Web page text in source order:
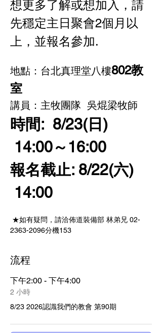
想更多了解或想加入，請
先穩定主日聚會2個月以
上，並報名參加.
地點：台北真理堂八樓802教
室
講員：主牧團隊  吳焜梁牧師
時間:  8/23(日)
14:00～16:00
報名截止: 8/22(六)
14:00
2363-2096分機153
流程
下午2:00 - 下午4:00
2 小時
8/23 2026認識我們的教會 第90期